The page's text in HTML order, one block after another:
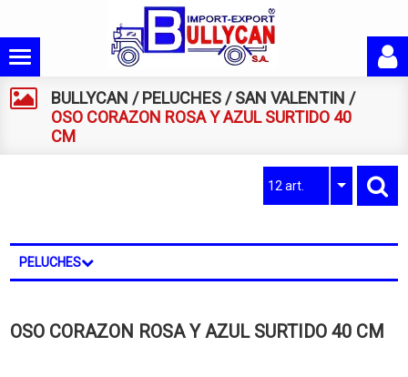
BULLYCAN /PELUCHES /SAN VALENTIN /
OSO CORAZON ROSA Y AZUL SURTIDO 40
CM
12 art.
PELUCHES
OSO CORAZON ROSA Y AZUL SURTIDO 40 CM